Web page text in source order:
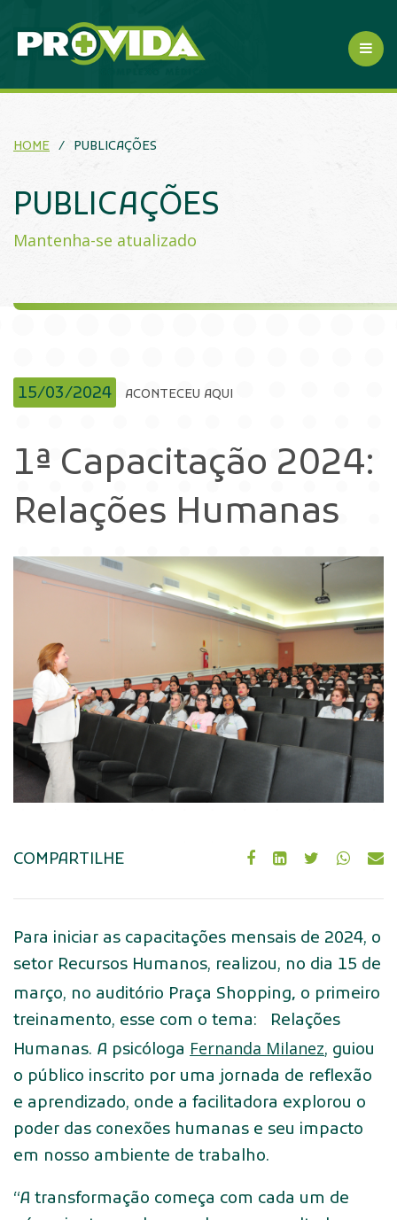
HOME / PUBLICAÇÕES
PUBLICAÇÕES
Mantenha-se atualizado
15/03/2024 ACONTECEU AQUI
1ª Capacitação 2024:
Relações Humanas
COMPARTILHE
Para iniciar as capacitações mensais de 2024, o
setor Recursos Humanos, realizou, no dia 15 de
março, no auditório Praça Shopping, o primeiro
treinamento, esse com o tema: Relações
Humanas. A psicóloga Fernanda Milanez, guiou
o público inscrito por uma jornada de reflexão
e aprendizado, onde a facilitadora explorou o
poder das conexões humanas e seu impacto
em nosso ambiente de trabalho.
“A transformação começa com cada um de